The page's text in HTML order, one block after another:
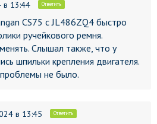
в 13:44 Ответить
CS75 с JL486ZQ4 быстро
ручейкового ремня.
Слышал также, что у
шпильки крепления двигателя.
не было.
в 13:45 Ответить